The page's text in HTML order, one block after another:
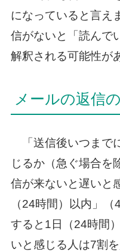
になっていると言え
信がないと「読んで
解釈される可能性が
メールの返信
「送信後いつまで
じるか（急ぐ場合を
信が来ないと遅いと
（24時間）以内」
すると1日（24時間
いと感じる人は7割